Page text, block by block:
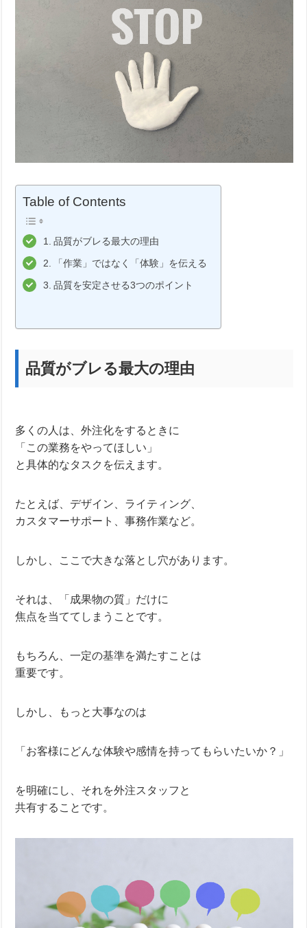
Table of Contents
品質がブレる最大の理由
「作業」ではなく「体験」を伝える
品質を安定させる3つのポイント
品質がブレる最大の理由
多くの人は、外注化をするときに
「この業務をやってほしい」
と具体的なタスクを伝えます。
たとえば、デザイン、ライティング、
カスタマーサポート、事務作業など。
しかし、ここで大きな落とし穴があります。
それは、「成果物の質」だけに
焦点を当ててしまうことです。
もちろん、一定の基準を満たすことは
重要です。
しかし、もっと大事なのは
「お客様にどんな体験や感情を持ってもらいたいか？」
を明確にし、それを外注スタッフと
共有することです。